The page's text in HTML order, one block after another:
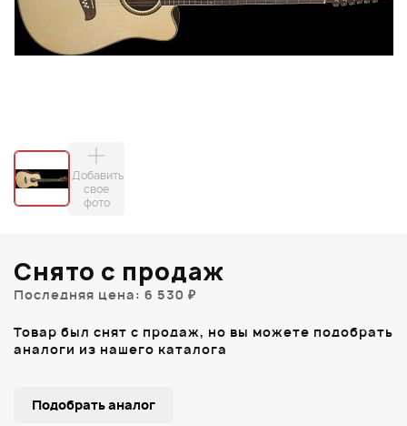
Добавить
свое
фото
Снято с продаж
Последняя цена: 6 530 ₽
Товар был снят с продаж, но вы можете подобрать
аналоги из нашего каталога
Подобрать аналог